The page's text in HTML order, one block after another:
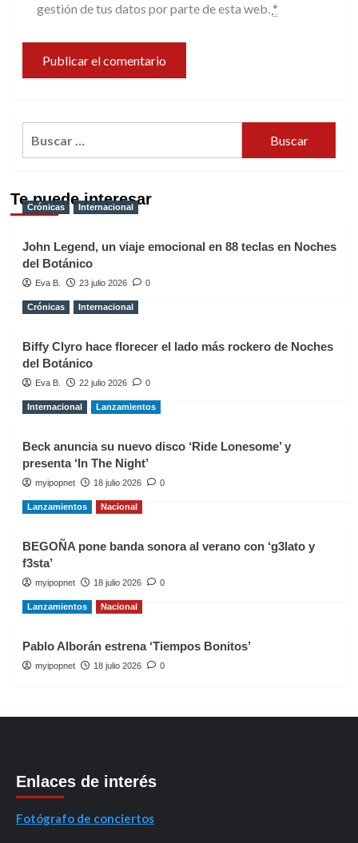
gestión de tus datos por parte de esta web. *
Te puede interesar
Crónicas Internacional
John Legend, un viaje emocional en 88 teclas en Noches
del Botánico
Eva B. 23 julio 2026 0
Crónicas Internacional
Biffy Clyro hace florecer el lado más rockero de Noches
del Botánico
Eva B. 22 julio 2026 0
Internacional Lanzamientos
Beck anuncia su nuevo disco ‘Ride Lonesome’ y
presenta ‘In The Night’
myipopnet 18 julio 2026 0
Lanzamientos Nacional
BEGOÑA pone banda sonora al verano con ‘g3lato y
f3sta’
myipopnet 18 julio 2026 0
Lanzamientos Nacional
Pablo Alborán estrena ‘Tiempos Bonitos’
myipopnet 18 julio 2026 0
Enlaces de interés
Fotógrafo de conciertos